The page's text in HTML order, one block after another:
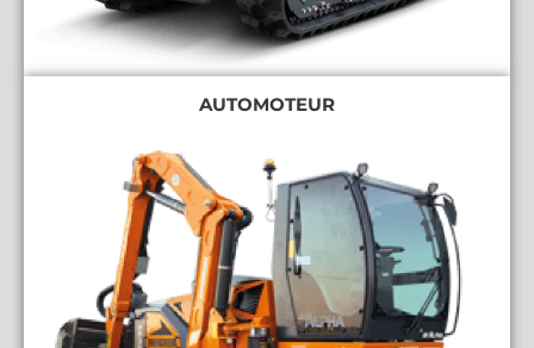
AUTOMOTEUR